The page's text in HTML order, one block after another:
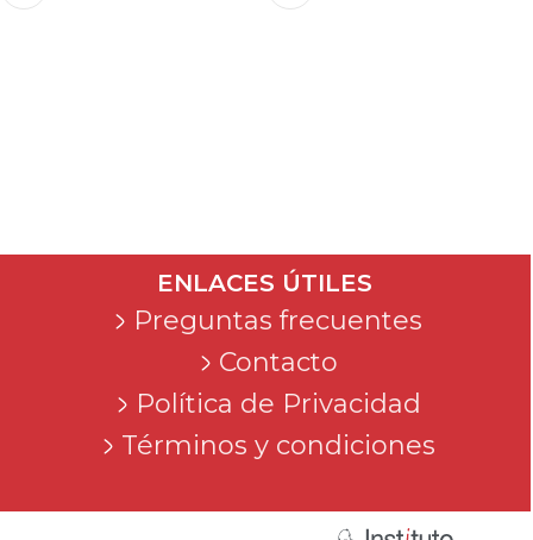
ENLACES ÚTILES
Preguntas frecuentes
Contacto
Política de Privacidad
Términos y condiciones